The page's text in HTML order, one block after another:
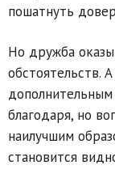
пошатнуть
Но дружба
обстоятельств.
благодаря, но
наилучшим
становится